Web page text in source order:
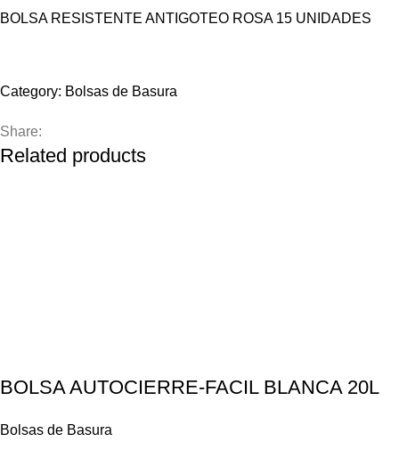
BOLSA RESISTENTE ANTIGOTEO ROSA 15 UNIDADES
Category: Bolsas de Basura
Share:
Related products
BOLSA AUTOCIERRE-FACIL BLANCA 20L
Bolsas de Basura